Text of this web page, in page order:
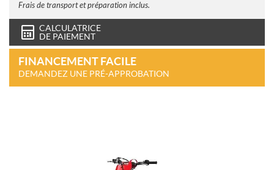
Frais de transport et préparation inclus.
CALCULATRICE
DE PAIEMENT
FINANCEMENT FACILE
DEMANDEZ UNE PRÉ-APPROBATION